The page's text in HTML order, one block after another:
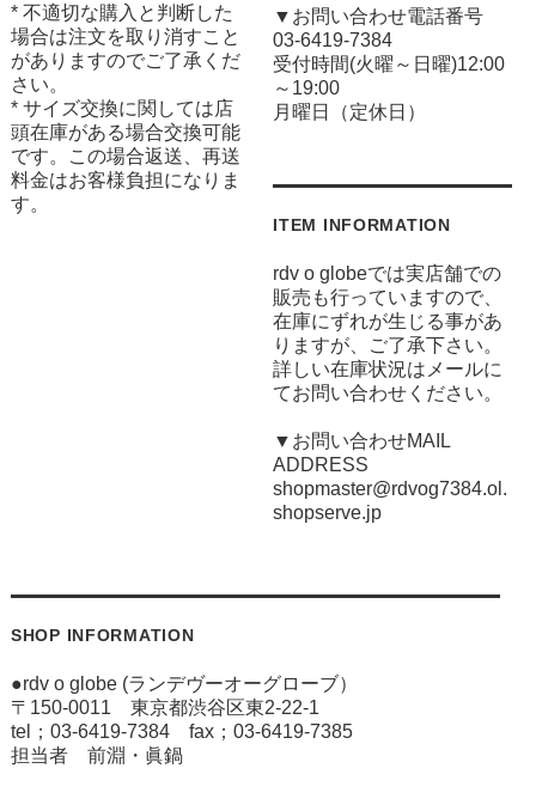
* 不適切な購入と判断した
場合は注文を取り消すこと
がありますのでご了承くだ
さい。
* サイズ交換に関しては店
頭在庫がある場合交換可能
です。この場合返送、再送
料金はお客様負担になりま
す。
▼お問い合わせ電話番号
03-6419-7384
受付時間(火曜～日曜)12:00
～19:00
月曜日（定休日）
ITEM INFORMATION
rdv o globeでは実店舗での
販売も行っていますので、
在庫にずれが生じる事があ
りますが、ご了承下さい。
詳しい在庫状況はメールに
てお問い合わせください。
▼お問い合わせMAIL
ADDRESS
shopmaster@rdvog7384.ol.
shopserve.jp
SHOP INFORMATION
●rdv o globe (ランデヴーオーグローブ）
〒150-0011 東京都渋谷区東2-22-1
tel；03-6419-7384 fax；03-6419-7385
担当者 前淵・眞鍋